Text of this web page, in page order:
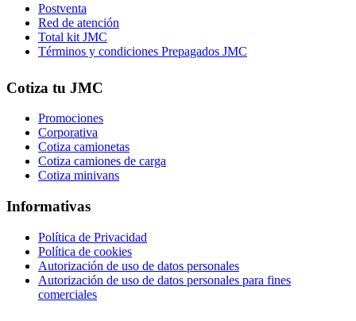
Postventa
Red de atención
Total kit JMC
Términos y condiciones Prepagados JMC
Cotiza tu JMC
Promociones
Corporativa
Cotiza camionetas
Cotiza camiones de carga
Cotiza minivans
Informativas
Política de Privacidad
Política de cookies
Autorización de uso de datos personales
Autorización de uso de datos personales para fines
comerciales